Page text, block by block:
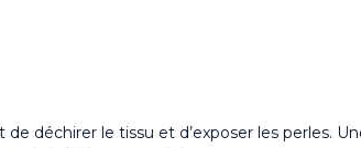
déchirer le tissu et d’exposer les perles.